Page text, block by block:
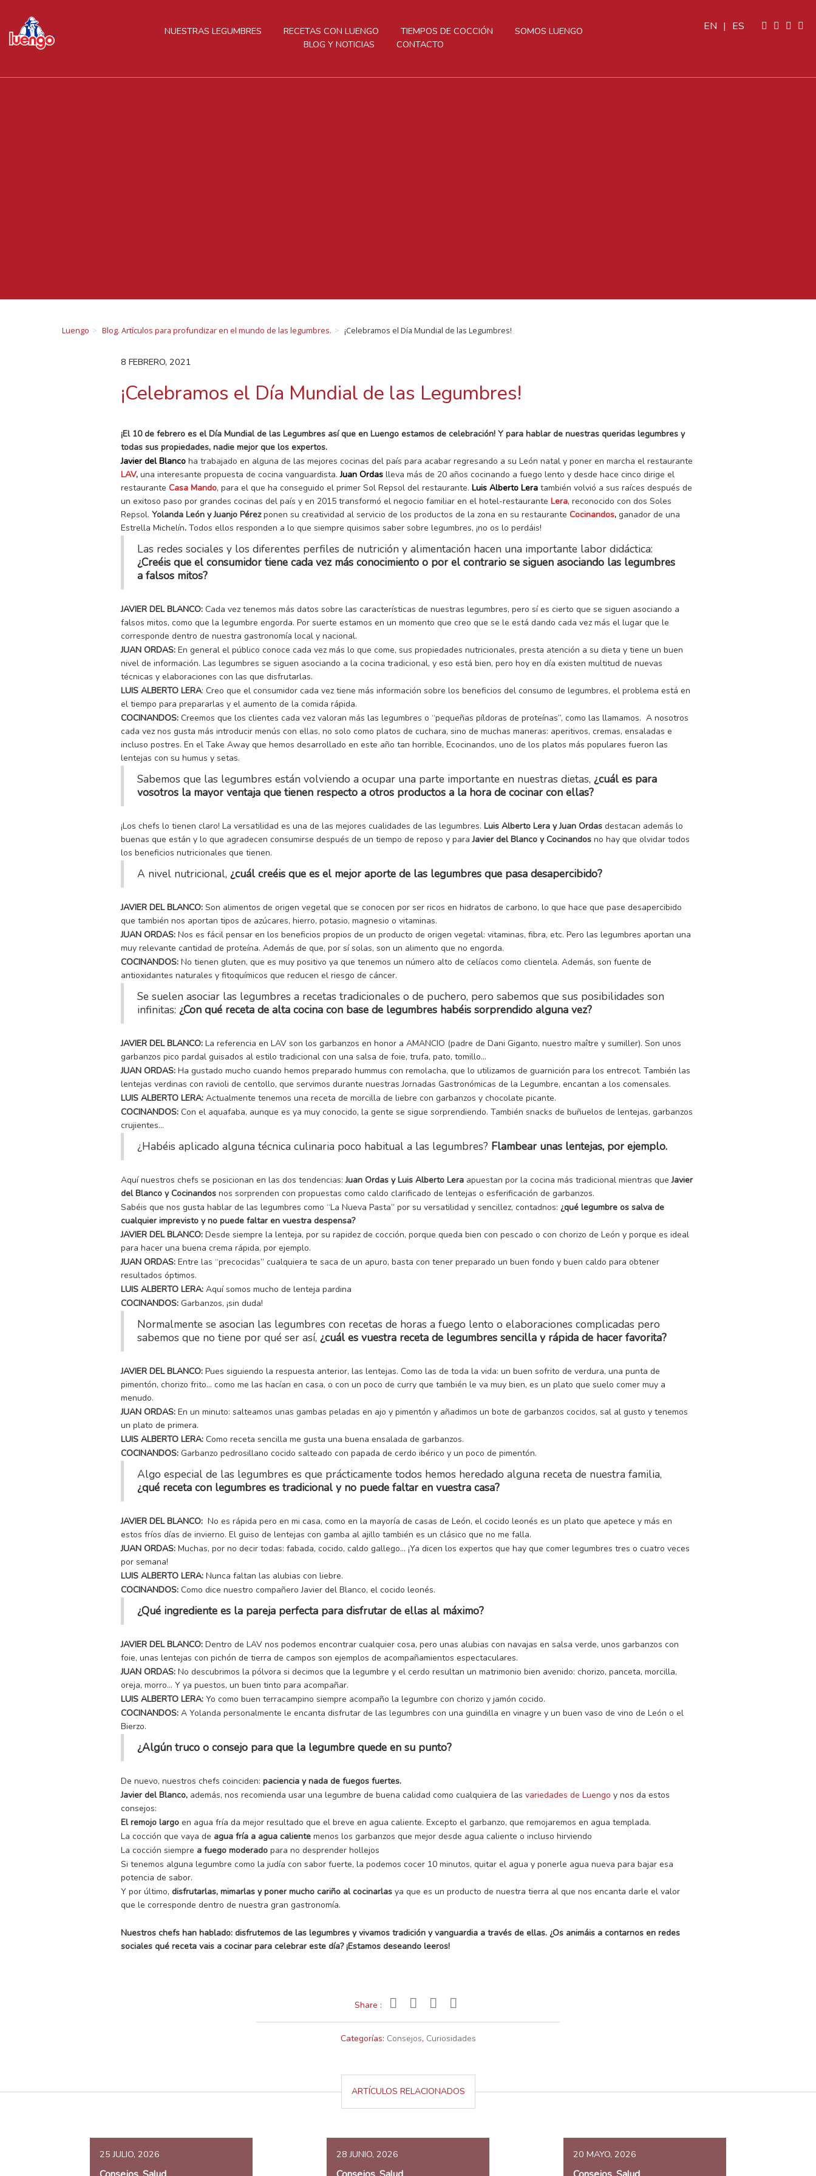
content
NUESTRAS LEGUMBRES RECETAS CON LUENGO TIEMPOS DE COCCIÓN
SOMOS LUENGO
BLOG Y NOTICIAS
CONTACTO
EN | ES
Luengo Blog. Artículos para profundizar en el mundo de las legumbres. ¡Celebramos el Día Mundial de las Legumbres!
8 FEBRERO, 2021
¡Celebramos el Día Mundial de las Legumbres!
¡El 10 de febrero es el Día Mundial de las Legumbres así que en Luengo estamos de celebración! Y para hablar de nuestras queridas legumbres y
todas sus propiedades, nadie mejor que los expertos.
Javier del Blanco ha trabajado en alguna de las mejores cocinas del país para acabar regresando a su León natal y poner en marcha el restaurante
LAV, una interesante propuesta de cocina vanguardista.Juan Ordas lleva más de 20 años cocinando a fuego lento y desde hace cinco dirige el
restauranteCasa Mando, para el que ha conseguido el primer Sol Repsol del restaurante.Luis Alberto Lera también volvió a sus raíces después de
un exitoso paso por grandes cocinas del país y en 2015 transformó el negocio familiar en el hotel-restauranteLera, reconocido con dos Soles
Repsol.Yolanda León y Juanjo Pérezponen su creatividad al servicio de los productos de la zona en su restaurante Cocinandos,ganador de una
Estrella Michelín.Todos ellos responden a lo que siempre quisimos saber sobre legumbres, ¡no os lo perdáis!
Las redes sociales y los diferentes perfiles de nutrición y alimentación hacen una importante labor didáctica:
¿Creéis que el consumidor tiene cada vez más conocimiento o por el contrario se siguen asociando las legumbres
a falsos mitos?
JAVIER DEL BLANCO: Cada vez tenemos más datos sobre las características de nuestras legumbres, pero sí es cierto que se siguen asociando a
falsos mitos, como que la legumbre engorda. Por suerte estamos en un momento que creo que se le está dando cada vez más el lugar que le
corresponde dentro de nuestra gastronomía local y nacional.
JUAN ORDAS: En general el público conoce cada vez más lo que come, sus propiedades nutricionales, presta atención a su dieta y tiene un buen
nivel de información. Las legumbres se siguen asociando a la cocina tradicional, y eso está bien, pero hoy en día existen multitud de nuevas
técnicas y elaboraciones con las que disfrutarlas.
LUIS ALBERTO LERA: Creo que el consumidor cada vez tiene más información sobre los beneficios del consumo de legumbres, el problema está en
el tiempo para prepararlas y el aumento de la comida rápida.
COCINANDOS: Creemos que los clientes cada vez valoran más las legumbres o “pequeñas píldoras de proteínas”, como las llamamos. A nosotros
cada vez nos gusta más introducir menús con ellas, no solo como platos de cuchara, sino de muchas maneras: aperitivos, cremas, ensaladas e
incluso postres. En el Take Away que hemos desarrollado en este año tan horrible, Ecocinandos, uno de los platos más populares fueron las
lentejas con su humus y setas.
Sabemos que las legumbres están volviendo a ocupar una parte importante en nuestras dietas,¿cuál es para
vosotros la mayor ventaja que tienen respecto a otros productos a la hora de cocinar con ellas?
¡Los chefs lo tienen claro! La versatilidad es una de las mejores cualidades de las legumbres.Luis Alberto Lera y Juan Ordas destacan además lo
buenas que están y lo que agradecen consumirse después de un tiempo de reposo y paraJavier del Blanco y Cocinandos no hay que olvidar todos
los beneficios nutricionales que tienen.
A nivel nutricional,¿cuál creéis que es el mejor aporte de las legumbres que pasa desapercibido?
JAVIER DEL BLANCO: Son alimentos de origen vegetal que se conocen por ser ricos en hidratos de carbono, lo que hace que pase desapercibido
que también nos aportan tipos de azúcares, hierro, potasio, magnesio o vitaminas.
JUAN ORDAS: Nos es fácil pensar en los beneficios propios de un producto de origen vegetal: vitaminas, fibra, etc. Pero las legumbres aportan una
muy relevante cantidad de proteína. Además de que, por sí solas, son un alimento que no engorda.
COCINANDOS: No tienen gluten, que es muy positivo ya que tenemos un número alto de celíacos como clientela. Además, son fuente de
antioxidantes naturales y fitoquímicos que reducen el riesgo de cáncer.
Se suelen asociar las legumbres a recetas tradicionales o de puchero, pero sabemos que sus posibilidades son
infinitas:¿Con qué receta de alta cocina con base de legumbres habéis sorprendido alguna vez?
JAVIER DEL BLANCO: La referencia en LAV son los garbanzos en honor a AMANCIO (padre de Dani Giganto, nuestro maître y sumiller). Son unos
garbanzos pico pardal guisados al estilo tradicional con una salsa de foie, trufa, pato, tomillo…
JUAN ORDAS: Ha gustado mucho cuando hemos preparado hummus con remolacha, que lo utilizamos de guarnición para los entrecot. También las
lentejas verdinas con ravioli de centollo, que servimos durante nuestras Jornadas Gastronómicas de la Legumbre, encantan a los comensales.
LUIS ALBERTO LERA: Actualmente tenemos una receta de morcilla de liebre con garbanzos y chocolate picante.
COCINANDOS:Con el aquafaba, aunque es ya muy conocido, la gente se sigue sorprendiendo. También snacks de buñuelos de lentejas, garbanzos
crujientes…
¿Habéis aplicado alguna técnica culinaria poco habitual a las legumbres? Flambear unas lentejas, por ejemplo.
Aquí nuestros chefs se posicionan en las dos tendencias: Juan Ordas y Luis Alberto Lera apuestan por la cocina más tradicional mientras que Javier
del Blanco y Cocinandosnos sorprenden con propuestas como caldo clarificado de lentejas o esferificación de garbanzos.
Sabéis que nos gusta hablar de las legumbres como “La Nueva Pasta” por su versatilidad y sencillez, contadnos: ¿qué legumbre os salva de
cualquier imprevisto y no puede faltar en vuestra despensa?
JAVIER DEL BLANCO: Desde siempre la lenteja, por su rapidez de cocción, porque queda bien con pescado o con chorizo de León y porque es ideal
para hacer una buena crema rápida, por ejemplo.
JUAN ORDAS: Entre las “precocidas” cualquiera te saca de un apuro, basta con tener preparado un buen fondo y buen caldo para obtener
resultados óptimos.
LUIS ALBERTO LERA:Aquí somos mucho de lenteja pardina
COCINANDOS: Garbanzos, ¡sin duda!
Normalmente se asocian las legumbres con recetas de horas a fuego lento o elaboraciones complicadas pero
sabemos que no tiene por qué ser así,¿cuál es vuestra receta de legumbres sencilla y rápida de hacer favorita?
JAVIER DEL BLANCO: Pues siguiendo la respuesta anterior, las lentejas. Como las de toda la vida: un buen sofrito de verdura, una punta de
pimentón, chorizo frito… como me las hacían en casa, o con un poco de curry que también le va muy bien, es un plato que suelo comer muy a
menudo.
JUAN ORDAS: En un minuto: salteamos unas gambas peladas en ajo y pimentón y añadimos un bote de garbanzos cocidos, sal al gusto y tenemos
un plato de primera.
LUIS ALBERTO LERA: Como receta sencilla me gusta una buena ensalada de garbanzos.
COCINANDOS: Garbanzo pedrosillano cocido salteado con papada de cerdo ibérico y un poco de pimentón.
Algo especial de las legumbres es que prácticamente todos hemos heredado alguna receta de nuestra familia,
¿qué receta con legumbres es tradicional y no puede faltar en vuestra casa?
JAVIER DEL BLANCO: No es rápida pero en mi casa, como en la mayoría de casas de León, el cocido leonés es un plato que apetece y más en
estos fríos días de invierno. El guiso de lentejas con gamba al ajillo también es un clásico que no me falla.
JUAN ORDAS: Muchas, por no decir todas: fabada, cocido, caldo gallego… ¡Ya dicen los expertos que hay que comer legumbres tres o cuatro veces
por semana!
LUIS ALBERTO LERA: Nunca faltan las alubias con liebre.
COCINANDOS: Como dice nuestro compañero Javier del Blanco, el cocido leonés.
¿Qué ingrediente es la pareja perfecta para disfrutar de ellas al máximo?
JAVIER DEL BLANCO: Dentro de LAV nos podemos encontrar cualquier cosa, pero unas alubias con navajas en salsa verde, unos garbanzos con
foie, unas lentejas con pichón de tierra de campos son ejemplos de acompañamientos espectaculares.
JUAN ORDAS: No descubrimos la pólvora si decimos que la legumbre y el cerdo resultan un matrimonio bien avenido: chorizo, panceta, morcilla,
oreja, morro… Y ya puestos, un buen tinto para acompañar.
LUIS ALBERTO LERA: Yo como buen terracampino siempre acompaño la legumbre con chorizo y jamón cocido.
COCINANDOS: A Yolanda personalmente le encanta disfrutar de las legumbres con una guindilla en vinagre y un buen vaso de vino de León o el
Bierzo.
¿Algún truco o consejo para que la legumbre quede en su punto?
De nuevo, nuestros chefs coinciden: paciencia y nada de fuegos fuertes.
Javier del Blanco, además, nos recomienda usar una legumbre de buena calidad como cualquiera de lasvariedades de Luengo y nos da estos
consejos:
El remojo largo en agua fría da mejor resultado que el breve en agua caliente. Excepto el garbanzo, que remojaremos en agua templada.
La cocción que vaya de agua fría a agua caliente menos los garbanzos que mejor desde agua caliente o incluso hirviendo
La cocción siempre a fuego moderado para no desprender hollejos
Si tenemos alguna legumbre como la judía con sabor fuerte, la podemos cocer 10 minutos, quitar el agua y ponerle agua nueva para bajar esa
potencia de sabor.
Y por último,disfrutarlas, mimarlas y poner mucho cariño al cocinarlas ya que es un producto de nuestra tierra al que nos encanta darle el valor
que le corresponde dentro de nuestra gran gastronomía.
Nuestros chefs han hablado: disfrutemos de las legumbres y vivamos tradición y vanguardia a través de ellas. ¿Os animáis a contarnos en redes
sociales qué receta vais a cocinar para celebrar este día? ¡Estamos deseando leeros!
Share :
Categorías: Consejos, Curiosidades
ARTÍCULOS RELACIONADOS
25 JULIO, 2026 28 JUNIO, 2026 20 MAYO, 2026